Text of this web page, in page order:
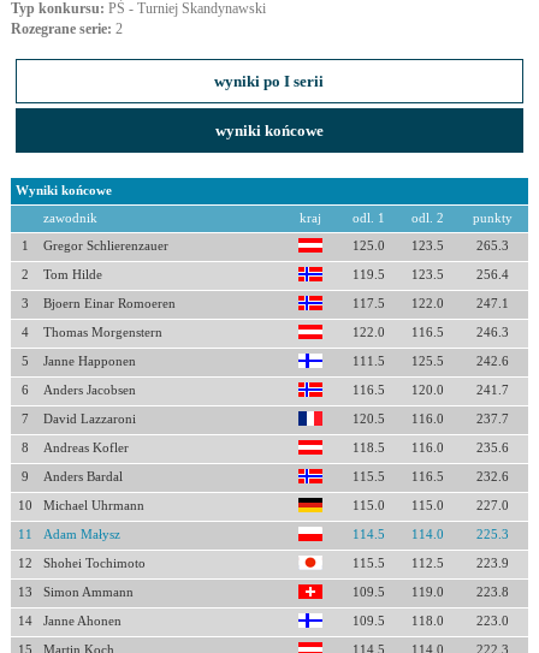
Typ konkursu: PŚ - Turniej Skandynawski
Rozegrane serie: 2
wyniki po I serii
wyniki końcowe
Wyniki końcowe
zawodnik kraj odl. 1 odl. 2 punkty
1 Gregor Schlierenzauer 125.0 123.5 265.3
2 Tom Hilde 119.5 123.5 256.4
3 Bjoern Einar Romoeren 117.5 122.0 247.1
4 Thomas Morgenstern 122.0 116.5 246.3
5 Janne Happonen 111.5 125.5 242.6
6 Anders Jacobsen 116.5 120.0 241.7
7 David Lazzaroni 120.5 116.0 237.7
8 Andreas Kofler 118.5 116.0 235.6
9 Anders Bardal 115.5 116.5 232.6
10 Michael Uhrmann 115.0 115.0 227.0
11 Adam Małysz 114.5 114.0 225.3
12 Shohei Tochimoto 115.5 112.5 223.9
13 Simon Ammann 109.5 119.0 223.8
14 Janne Ahonen 109.5 118.0 223.0
15 Martin Koch 114.5 114.0 222.3